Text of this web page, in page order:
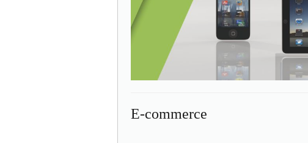
E-commerce